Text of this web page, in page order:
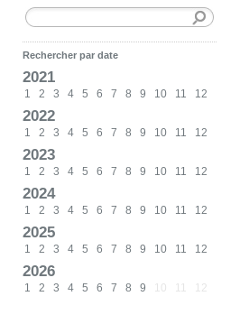
Rechercher par date
2021
1 2 3 4 5 6 7 8 9 10 11 12
2022
1 2 3 4 5 6 7 8 9 10 11 12
2023
1 2 3 4 5 6 7 8 9 10 11 12
2024
1 2 3 4 5 6 7 8 9 10 11 12
2025
1 2 3 4 5 6 7 8 9 10 11 12
2026
1 2 3 4 5 6 7 8 9 10 11 12